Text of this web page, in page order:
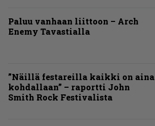
Paluu vanhaan liittoon – Arch
Enemy Tavastialla
”Näillä festareilla kaikki on aina
kohdallaan” – raportti John
Smith Rock Festivalista